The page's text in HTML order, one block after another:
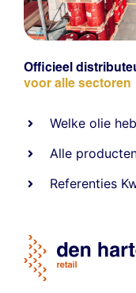
Officieel
voor alle sectoren
Welke olie
Alle
Referenties